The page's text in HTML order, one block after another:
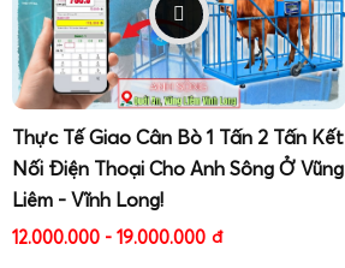
Thực Tế Giao Cân Bò 1 Tấn 2 Tấn Kết
Nối Điện Thoại Cho Anh Sông Ở Vũng
Liêm - Vĩnh Long!
12.000.000 - 19.000.000 đ